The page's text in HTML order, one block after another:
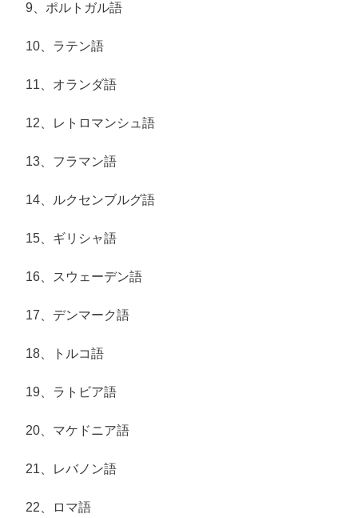
9、ポルトガル語
10、ラテン語
11、オランダ語
12、レトロマンシュ語
13、フラマン語
14、ルクセンブルグ語
15、ギリシャ語
16、スウェーデン語
17、デンマーク語
18、トルコ語
19、ラトビア語
20、マケドニア語
21、レバノン語
22、ロマ語